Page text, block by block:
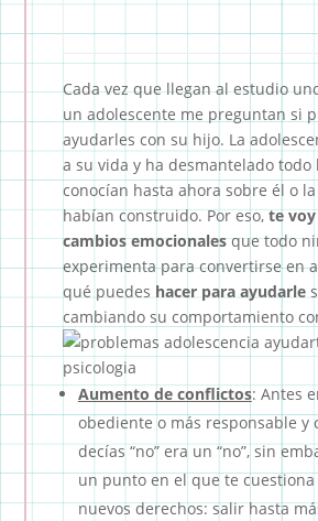
Cada vez que llegan al estudio
un adolescente me preguntan si
ayudarles con su hijo. La
a su vida y ha desmantelado todo
conocían hasta ahora sobre él o
habían construido. Por eso,te
cambios emocionalesque todo
experimenta para convertirse en
qué puedes hacer para ayudarle
cambiando su comportamiento
Aumento de conflictos: Antes
obediente o más responsable y
decías “no” era un “no”, sin
un punto en el que te cuestiona
nuevos derechos: salir hasta